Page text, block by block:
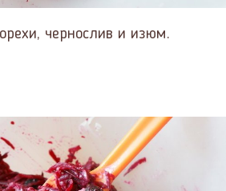
чернослив и изюм.